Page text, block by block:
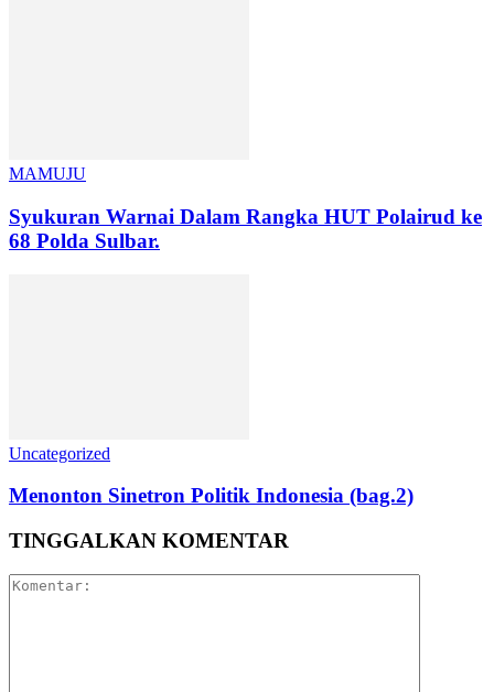
MAMUJU
Syukuran Warnai Dalam Rangka HUT Polairud ke
68 Polda Sulbar.
Uncategorized
Menonton Sinetron Politik Indonesia (bag.2)
TINGGALKAN KOMENTAR